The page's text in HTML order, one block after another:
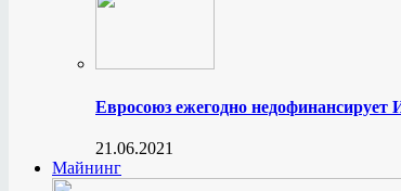
Евросоюз ежегодно недофинансирует
21.06.2021
Майнинг